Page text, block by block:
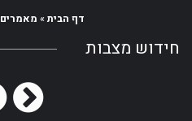
דף הבית » מאמרים
חידוש מצבות